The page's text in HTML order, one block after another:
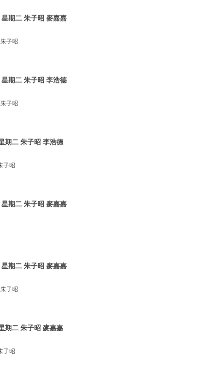
星期二 朱子昭 麥嘉嘉
子昭
星期二 朱子昭 李浩德
子昭
期二 朱子昭 李浩德
子昭
星期二 朱子昭 麥嘉嘉
星期二 朱子昭 麥嘉嘉
子昭
期二 朱子昭 麥嘉嘉
子昭